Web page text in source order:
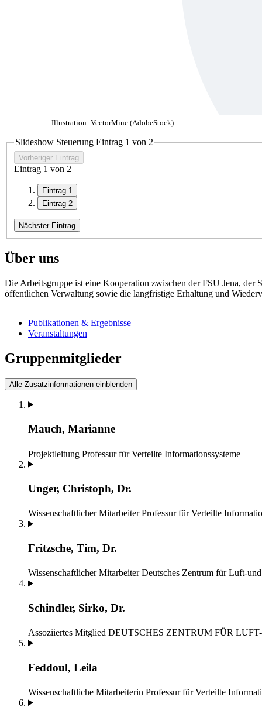
Illustration: VectorMine (AdobeStock)
Slideshow Steuerung Eintrag 1 von 2
Vorheriger Eintrag
Eintrag 1 von 2
Eintrag 1
Eintrag 2
Nächster Eintrag
Über uns
Die Arbeitsgruppe ist eine Kooperation zwischen der FSU Jena, der
öffentlichen Verwaltung sowie die langfristige Erhaltung und
Publikationen & Ergebnisse
Veranstaltungen
Gruppenmitglieder
Alle Zusatzinformationen einblenden
Mauch, Marianne
Projektleitung Professur für Verteilte Informationssysteme
Unger, Christoph, Dr.
Wissenschaftlicher Mitarbeiter Professur für Verteilte
Fritzsche, Tim, Dr.
Wissenschaftlicher Mitarbeiter Deutsches Zentrum für Luft-
Schindler, Sirko, Dr.
Assoziiertes Mitglied DEUTSCHES ZENTRUM FÜR
Feddoul, Leila
Wissenschaftliche Mitarbeiterin Professur für Verteilte